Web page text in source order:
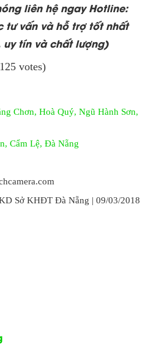
liên hệ ngay Hotline:
tư vấn và hỗ trợ tốt nhất
uy tín và chất lượng)
votes)
Chơn, Hoà Quý, Ngũ Hành Sơn,
Cẩm Lệ, Đà Nẵng
Sở KHĐT Đà Nẵng | 09/03/2018